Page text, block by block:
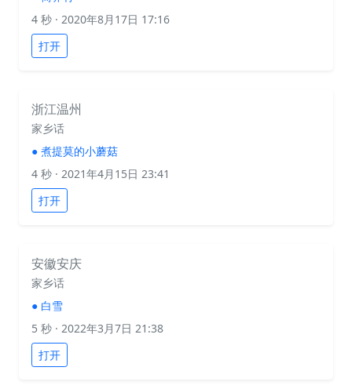
4 秒 · 2020年8月17日 17:16
打开
浙江温州
家乡话
● 煮提莫的小蘑菇
4 秒 · 2021年4月15日 23:41
打开
安徽安庆
家乡话
● 白雪
5 秒 · 2022年3月7日 21:38
打开